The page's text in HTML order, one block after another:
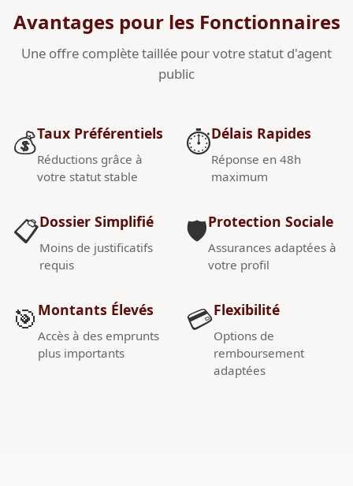
Avantages pour les Fonctionnaires
Une offre complète taillée pour votre statut d'agent
public
💰Taux Préférentiels
Réductions grâce à
votre statut stable
📋Dossier Simplifié
Moins de justificatifs
requis
🎯 Montants Élevés
Accès à des emprunts
plus importants
⏱️Délais Rapides
Réponse en 48h
maximum
🛡️Protection Sociale
Assurances adaptées à
votre profil
💳Flexibilité
Options de
remboursement
adaptées